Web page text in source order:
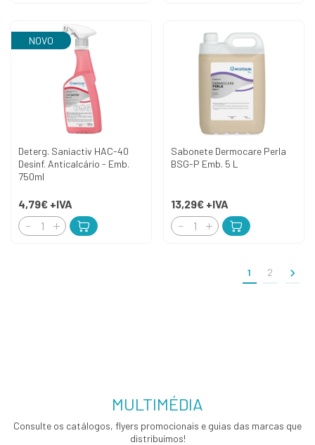
NOVO
Deterg. Saniactiv HAC-40
Desinf. Anticalcário - Emb.
750ml
4,79€ +IVA
Sabonete Dermocare Perla
BSG-P Emb. 5 L
13,29€ +IVA
1 2
MULTIMÉDIA
Consulte os catálogos, flyers promocionais e guias das marcas que
distribuímos!